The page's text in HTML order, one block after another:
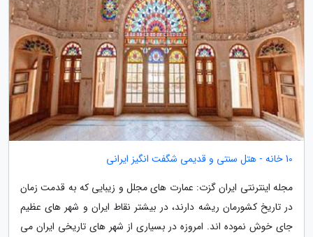
10 خانه - هتل سنتی و قدیمی شگفت انگیز ایرانی
مجله اینترنتی ایران گزت: عمارت های مجلل و زیبایی که به قدمت زمان
در تاریخ کشورمان ریشه دارند، در بیشتر نقاط ایران و شهر های عظیم
جای خوش نموده اند. امروزه در بسیاری از شهر های تاریخی ایران می